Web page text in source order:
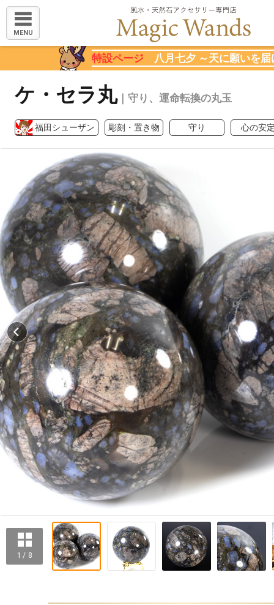
MENU
特設ページ 八月七夕 ～天に願いを届
ケ・セラ丸｜守り、運命転換の丸玉
福田シューザン 彫刻・置き物 守り 心の安
1 / 8